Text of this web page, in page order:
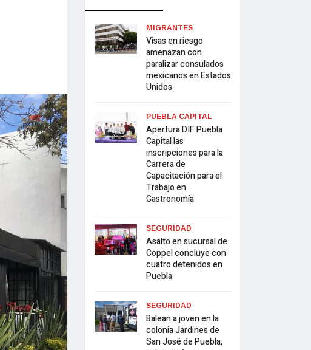
MIGRANTES
Visas en riesgo
amenazan con
paralizar consulados
mexicanos en Estados
Unidos
PUEBLA CAPITAL
Apertura DIF Puebla
Capital las
inscripciones para la
Carrera de
Capacitación para el
Trabajo en
Gastronomía
SEGURIDAD
Asalto en sucursal de
Coppel concluye con
cuatro detenidos en
Puebla
SEGURIDAD
Balean a joven en la
colonia Jardines de
San José de Puebla;